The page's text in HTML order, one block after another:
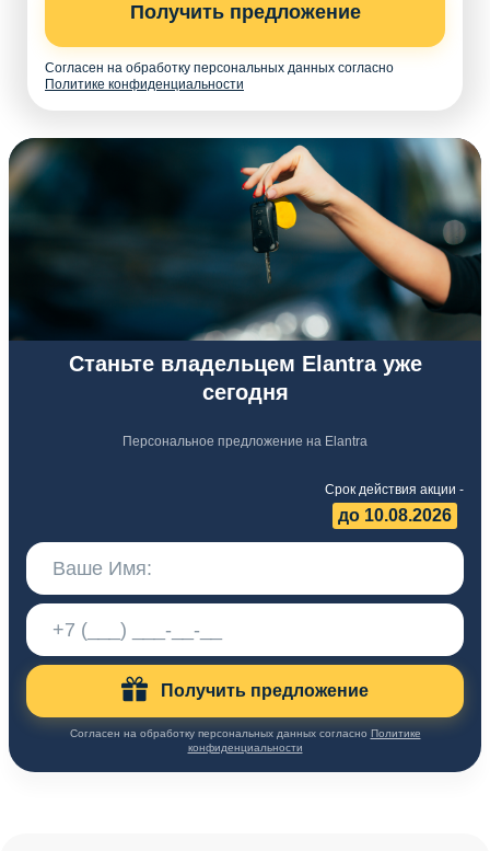
Получить предложение
Согласен на обработку персональных данных согласно
Политике конфиденциальности
Станьте владельцем Elantra уже
сегодня
Персональное предложение на Elantra
Срок действия акции -
до 10.08.2026
Получить предложение
Согласен на обработку персональных данных согласно Политике
конфиденциальности